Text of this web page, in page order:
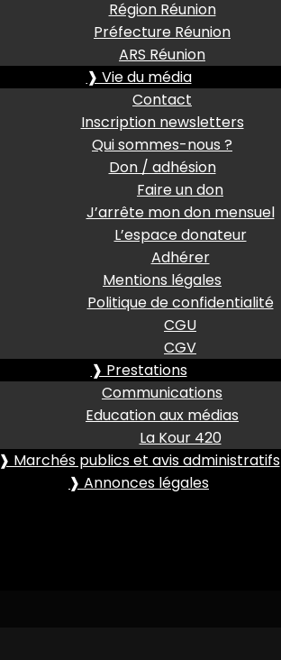
Région Réunion
Préfecture Réunion
ARS Réunion
❱ Vie du média
Contact
Inscription newsletters
Qui sommes-nous ?
Don / adhésion
Faire un don
J’arrête mon don mensuel
L’espace donateur
Adhérer
Mentions légales
Politique de confidentialité
CGU
CGV
❱ Prestations
Communications
Education aux médias
La Kour 420
❱ Marchés publics et avis administratifs
❱ Annonces légales